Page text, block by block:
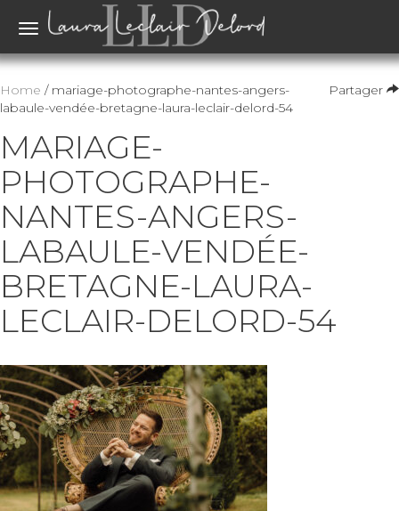
Toggle
Partager
Home / mariage-photographe-nantes-angers-
labaule-vendée-bretagne-laura-leclair-delord-54
MARIAGE-
PHOTOGRAPHE-
NANTES-ANGERS-
LABAULE-VENDÉE-
BRETAGNE-LAURA-
LECLAIR-DELORD-54